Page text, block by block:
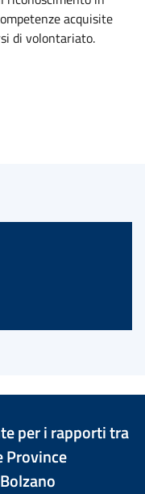
acquisite
di volontariato.
per i rapporti tra
Province